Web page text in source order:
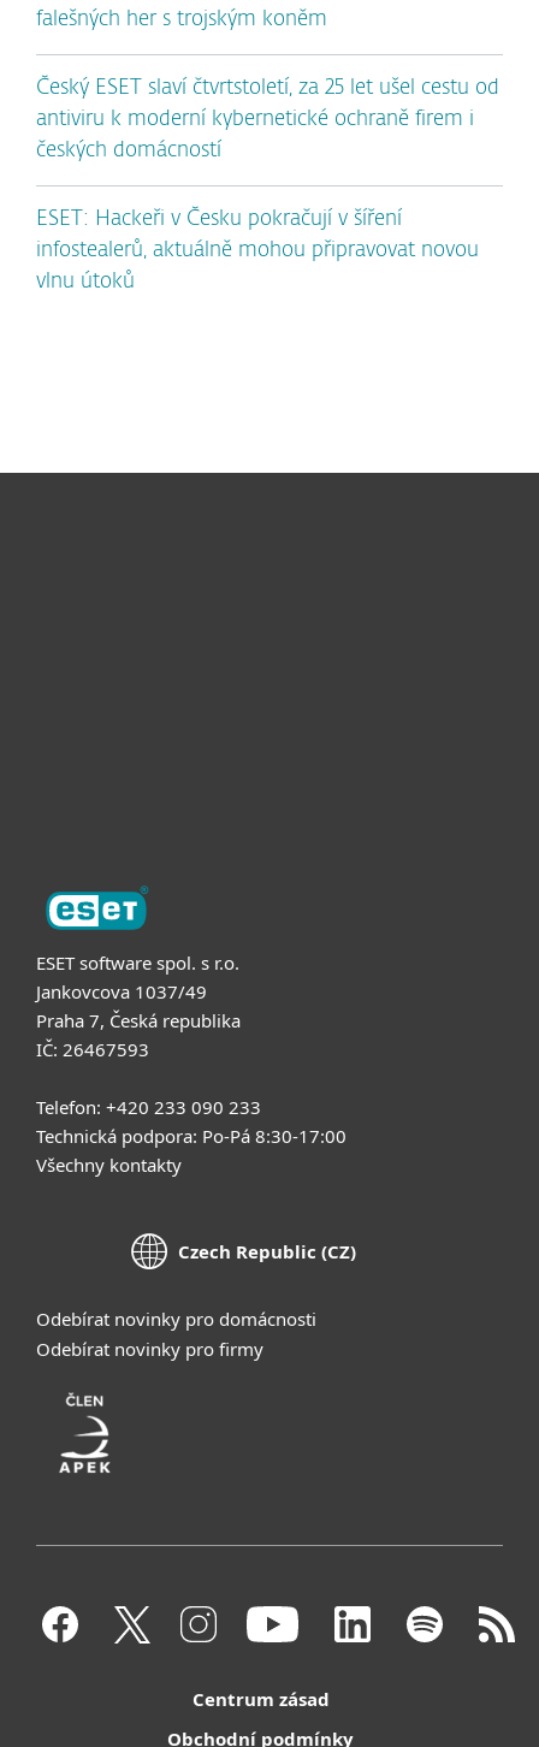
falešných her s trojským koněm
Český ESET slaví čtvrtstoletí, za 25 let ušel cestu od
antiviru k moderní kybernetické ochraně firem i
českých domácností
ESET: Hackeři v Česku pokračují v šíření
infostealerů, aktuálně mohou připravovat novou
vlnu útoků
ESET software spol. s r.o.
Jankovcova 1037/49
Praha 7, Česká republika
IČ: 26467593
Telefon: +420 233 090 233
Technická podpora: Po-Pá 8:30-17:00
Všechny kontakty
Czech Republic (CZ)
Odebírat novinky pro domácnosti
Odebírat novinky pro firmy
Centrum zásad
Obchodní podmínky